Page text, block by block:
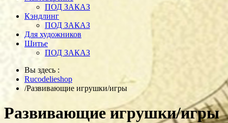
ПОД ЗАКАЗ
Кэндлинг
ПОД ЗАКАЗ
Для художников
Шитье
ПОД ЗАКАЗ
Вы здесь :
Rucodelieshop
/Развивающие игрушки/игры
Развивающие игрушки/игры